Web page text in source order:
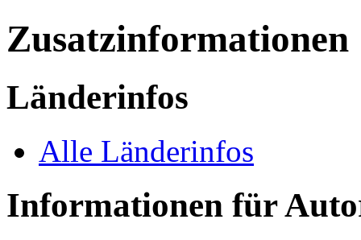
Zusatzinformationen
Länderinfos
Alle Länderinfos
Informationen für